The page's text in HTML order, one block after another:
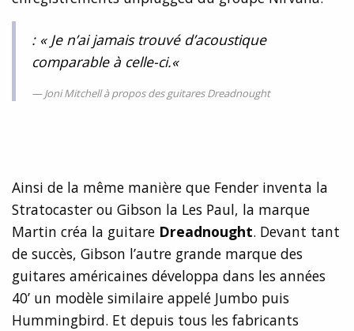
: « Je n’ai jamais trouvé d’acoustique
comparable à celle-ci.«
Joni Mitchell à propos des guitares Dreadnought
Ainsi de la même manière que Fender inventa la
Stratocaster ou Gibson la Les Paul, la marque
Martin créa la guitare Dreadnought. Devant tant
de succès, Gibson l’autre grande marque des
guitares américaines développa dans les années
40’ un modèle similaire appelé Jumbo puis
Hummingbird. Et depuis tous les fabricants